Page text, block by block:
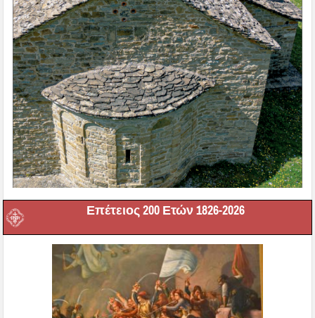
Επέτειος 200 Ετών 1826-2026